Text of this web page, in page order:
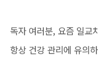
독자 여러분, 요즘 일교
항상 건강 관리에 유의